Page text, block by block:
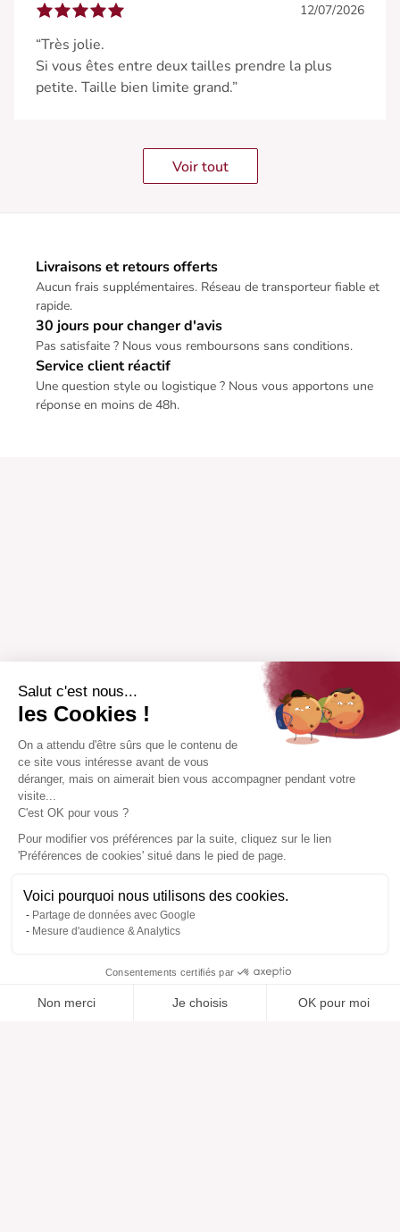
Salut c'est nous...
les Cookies !
On a attendu d'être sûrs que le contenu de
ce site vous intéresse avant de vous
déranger, mais on aimerait bien vous accompagner pendant votre
visite...
C'est OK pour vous ?
Pour modifier vos préférences par la suite, cliquez sur le lien
'Préférences de cookies' situé dans le pied de page.
Voici pourquoi nous utilisons des cookies.
Partage de données avec Google
Mesure d'audience & Analytics
Consentements certifiés par
Non merci Je choisis OK pour moi
12/07/2026
“Très jolie.
Si vous êtes entre deux tailles prendre la plus
petite. Taille bien limite grand.”
Voir tout
Livraisons et retours offerts
Aucun frais supplémentaires. Réseau de transporteur fiable et
rapide.
30 jours pour changer d'avis
Pas satisfaite ? Nous vous remboursons sans conditions.
Service client réactif
Une question style ou logistique ? Nous vous apportons une
réponse en moins de 48h.